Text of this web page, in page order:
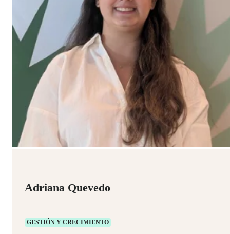
Adriana Quevedo
GESTIÓN Y CRECIMIENTO